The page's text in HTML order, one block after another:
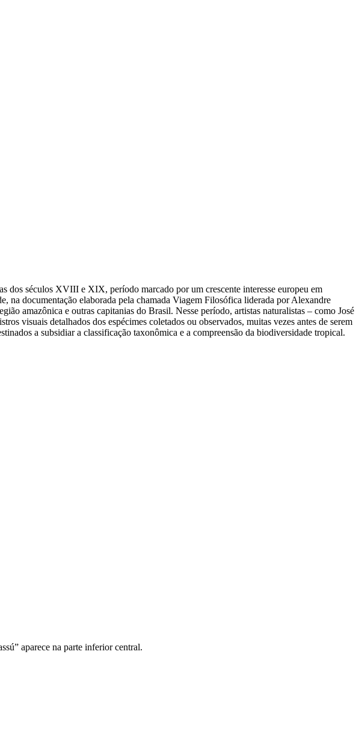
dos séculos XVIII e XIX, período marcado por um crescente interesse europeu em
na documentação elaborada pela chamada Viagem Filosófica liderada por Alexandre
amazônica e outras capitanias do Brasil. Nesse período, artistas naturalistas – como José
visuais detalhados dos espécimes coletados ou observados, muitas vezes antes de serem
a subsidiar a classificação taxonômica e a compreensão da biodiversidade tropical.
aparece na parte inferior central.